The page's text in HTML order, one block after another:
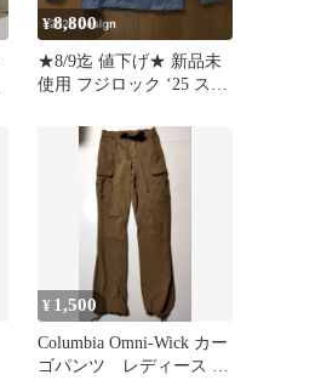
¥8,800
★8/9迄 値下げ★ 新品未
使用 フジロック ‘25 スタ
¥ 1,500
Columbia Omni-Wick カー
ゴパンツ レディース カ